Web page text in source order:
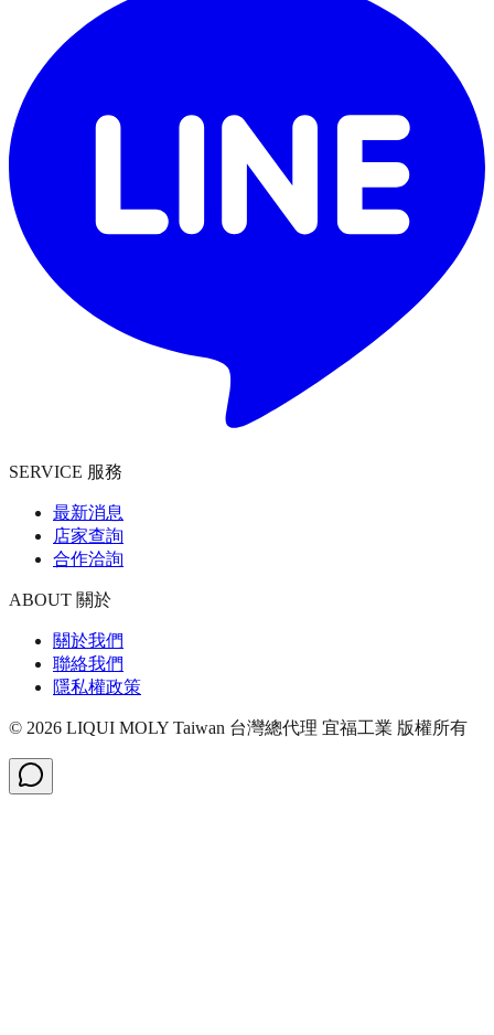
SERVICE 服務
最新消息
店家查詢
合作洽詢
ABOUT 關於
關於我們
聯絡我們
隱私權政策
© 2026 LIQUI MOLY Taiwan 台灣總代理 宜福工業 版權所有